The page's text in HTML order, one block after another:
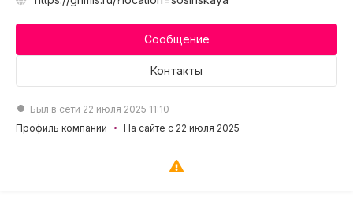
Сообщение
Контакты
Был в сети 22 июля 2025 11:10
Профиль компании
На сайте с 22 июля 2025